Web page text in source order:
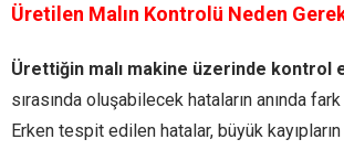
Üretilen Malın Kontrolü Neden
Ürettiğin malı makine üzerinde kontrol
sırasında oluşabilecek hataların anında
Erken tespit edilen hatalar, büyük